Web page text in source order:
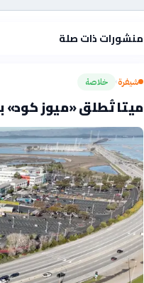
منشورات ذات صلة
شيفرة› خلاصة
ميتا تُطلق «ميوز